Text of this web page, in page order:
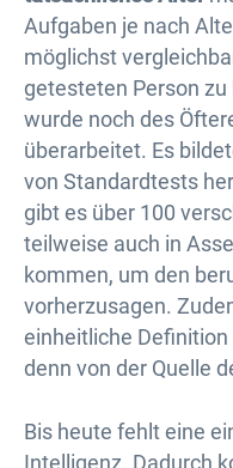
Aufgaben je nach
möglichst
getesteten Person zu
wurde noch des
überarbeitet. Es
von Standardtests
gibt es über 100
teilweise auch in
kommen, um den
vorherzusagen.
einheitliche
denn von der Quelle
Bis heute fehlt eine
Intelligenz. Dadurch